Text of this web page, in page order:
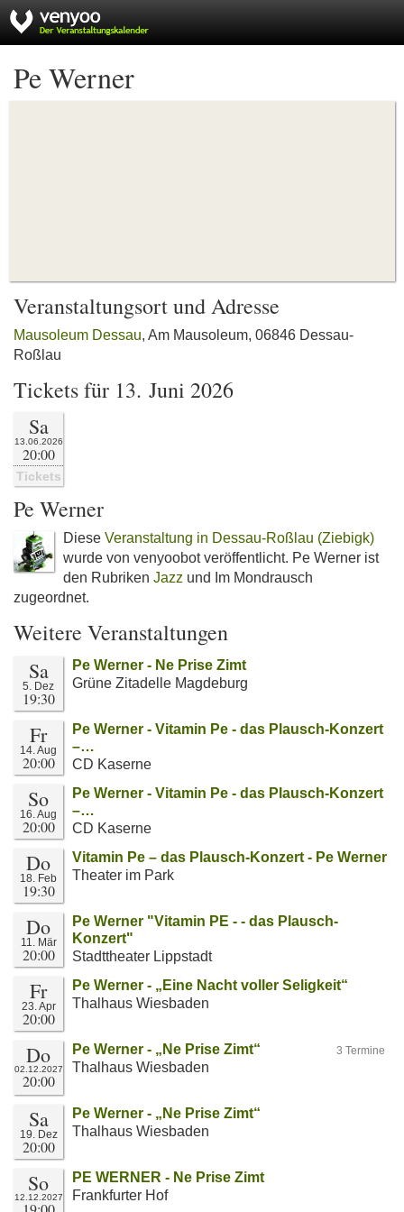
Pe Werner
Veranstaltungsort und Adresse
Mausoleum Dessau, Am Mausoleum, 06846 Dessau-
Roßlau
Tickets für 13. Juni 2026
Sa
13.06.2026
20:00
Tickets
Pe Werner
Diese Veranstaltung in Dessau-Roßlau (Ziebigk)
wurde von venyoobot veröffentlicht. Pe Werner ist
den Rubriken Jazz und Im Mondrausch
zugeordnet.
Weitere Veranstaltungen
Sa
5. Dez
19:30
Pe Werner - Ne Prise Zimt
Grüne Zitadelle Magdeburg
Fr
14. Aug
20:00
Pe Werner - Vitamin Pe - das Plausch-Konzert
–…
CD Kaserne
So
16. Aug
20:00
Pe Werner - Vitamin Pe - das Plausch-Konzert
–…
CD Kaserne
Do
18. Feb
19:30
Vitamin Pe – das Plausch-Konzert - Pe Werner
Theater im Park
Do
11. Mär
20:00
Pe Werner "Vitamin PE - - das Plausch-
Konzert"
Stadttheater Lippstadt
Fr
23. Apr
20:00
Pe Werner - „Eine Nacht voller Seligkeit“
Thalhaus Wiesbaden
Do
02.12.2027
20:00
3 Termine
Pe Werner - „Ne Prise Zimt“
Thalhaus Wiesbaden
Sa
19. Dez
20:00
Pe Werner - „Ne Prise Zimt“
Thalhaus Wiesbaden
So
12.12.2027
PE WERNER - Ne Prise Zimt
Frankfurter Hof